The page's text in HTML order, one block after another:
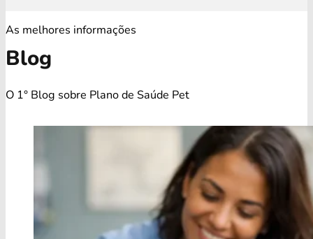
As melhores informações
Blog
O 1° Blog sobre Plano de Saúde Pet